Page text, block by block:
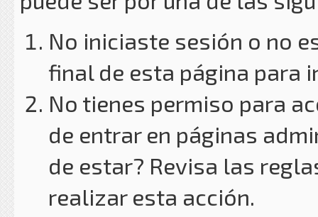
No iniciaste sesión o no
final de esta página para
No tienes permiso para
de entrar en páginas
de estar? Revisa las
realizar esta acción.